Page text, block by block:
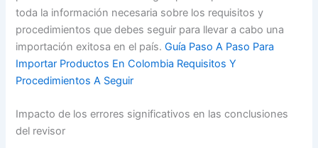
toda la información necesaria sobre los requisitos y
procedimientos que debes seguir para llevar a cabo una
importación exitosa en el país.Guía Paso A Paso Para
Importar Productos En Colombia Requisitos Y
Procedimientos A Seguir
Impacto de los errores significativos en las conclusiones
del revisor